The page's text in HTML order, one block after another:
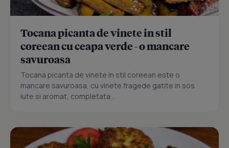
Tocana picanta de vinete in stil
coreean cu ceapa verde - o mancare
savuroasa
Tocana picanta de vinete in stil coreean este o
mancare savuroasa, cu vinete fragede gatite in sos
iute si aromat, completata...